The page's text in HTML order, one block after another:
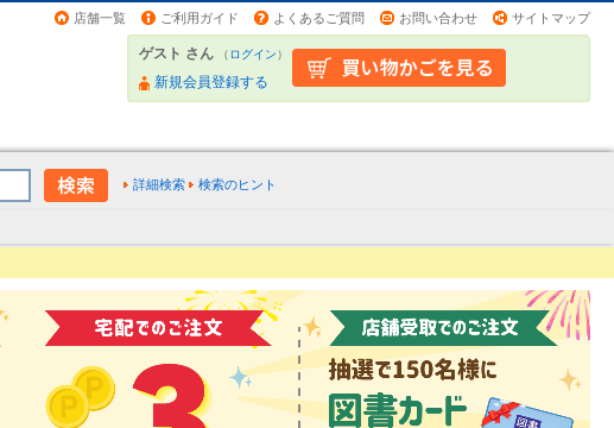
店舗一覧 ご利用ガイド よくあるご質問 お問い合わせ サイトマップ
ゲスト さん （ログイン）
新規会員登録する
詳細検索 検索のヒント